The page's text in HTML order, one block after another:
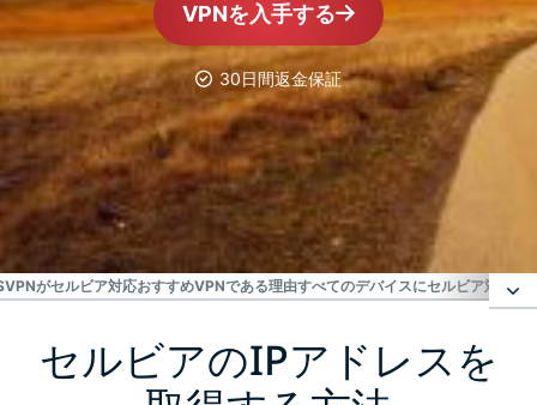
VPNを入手する
30日間返金保証
選ばれる信頼のVPN
セルビア対応VPN
がセルビア対応おすすめVPNである理由すべてのデバイスにセルビア対応
セルビアのIPアドレスを取得する方法
セルビアのIPアドレスを